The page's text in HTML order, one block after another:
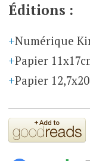
Éditions :
Numérique
Papier
Papier